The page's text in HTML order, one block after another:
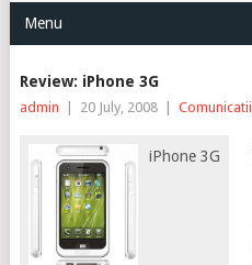
Menu
Review: iPhone 3G
admin 20 July, 2008 Comunicatii
iPhone 3G